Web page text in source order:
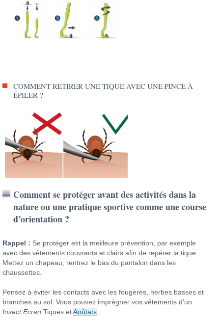
COMMENT RETIRER UNE TIQUE AVEC UNE PINCE À
ÉPILER ?
Comment se protéger avant des activités dans la
nature ou une pratique sportive comme une course
d’orientation ?
Rappel : Se protéger est la meilleure prévention, par exemple
avec des vêtements couvrants et clairs afin de repérer la tique.
Mettez un chapeau, rentrez le bas du pantalon dans les
chaussettes.
Pensez à éviter les contacts avec les fougères, herbes basses et
branches au sol. Vous pouvez imprégner vos vêtements d’un
Insect Ecran Tiques etAoûtats.